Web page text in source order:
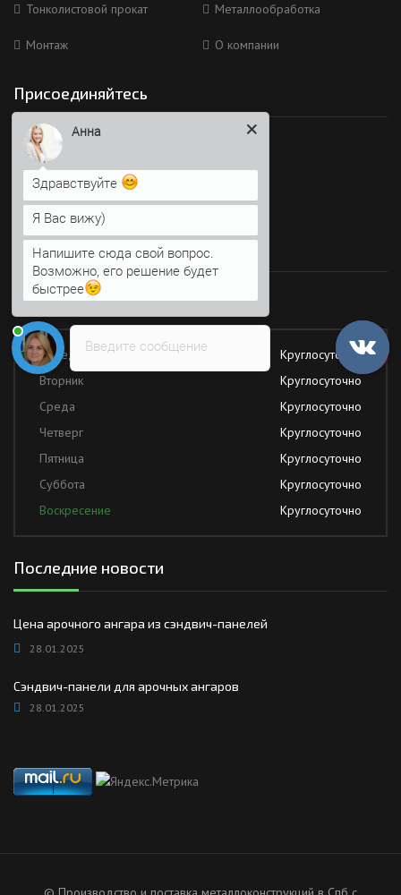
Тонколистовой прокат Металлообработка
Монтаж О компании
Присоединяйтесь
Мы в социальных сетях
Время работы
Работаем без обеда и выходных
Понедельник
Круглосуточно
Вторник
Круглосуточно
Среда
Круглосуточно
Четверг
Круглосуточно
Пятница
Круглосуточно
Суббота
Круглосуточно
Воскресение
Круглосуточно
Последние новости
Цена арочного ангара из сэндвич-панелей
28.01.2025
Сэндвич-панели для арочных ангаров
28.01.2025
Введите сообщение
Анна
Здравствуйте
Я Вас вижу)
Напишите сюда свой вопрос.
Возможно, его решение будет
быстрее